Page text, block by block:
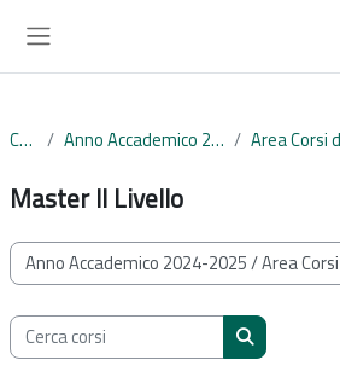
Corsi Anno Accademico 2024-2025
Master II Livello
Categorie di corso
Cerca corsi
Cerca corsi